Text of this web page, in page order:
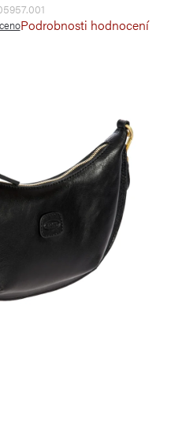
Podrobnosti hodnocení